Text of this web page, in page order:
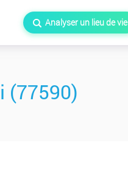
Analyser un lieu de vie
(77590)